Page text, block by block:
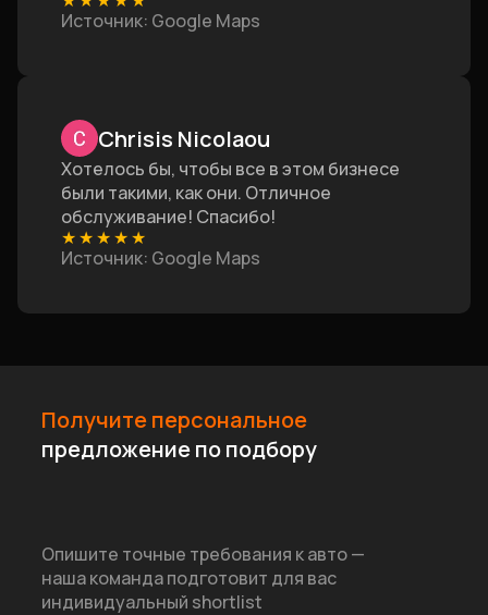
Источник: Google Maps
Chrisis Nicolaou
Хотелось бы, чтобы все в этом бизнесе
были такими, как они. Отличное
обслуживание! Спасибо!
★★★★★
Источник: Google Maps
Получите персональное
предложение по подбору
Опишите точные требования к авто —
наша команда подготовит для вас
индивидуальный shortlist